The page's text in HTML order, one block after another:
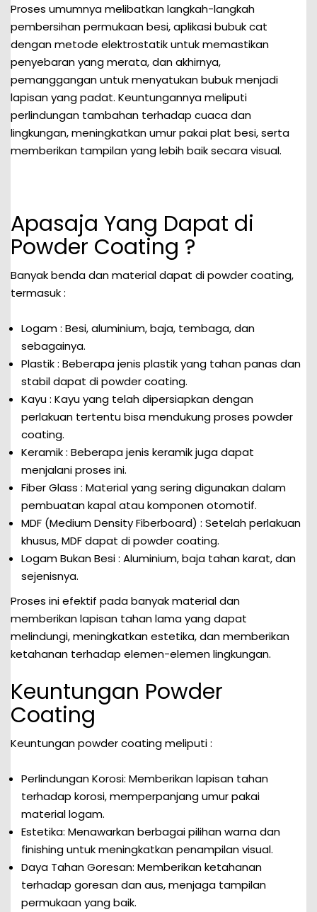
Proses umumnya melibatkan langkah-langkah
pembersihan permukaan besi, aplikasi bubuk cat
dengan metode elektrostatik untuk memastikan
penyebaran yang merata, dan akhirnya,
pemanggangan untuk menyatukan bubuk menjadi
lapisan yang padat. Keuntungannya meliputi
perlindungan tambahan terhadap cuaca dan
lingkungan, meningkatkan umur pakai plat besi, serta
memberikan tampilan yang lebih baik secara visual.
Apasaja Yang Dapat di
Powder Coating ?
Banyak benda dan material dapat di powder coating,
termasuk :
Logam : Besi, aluminium, baja, tembaga, dan
sebagainya.
Plastik : Beberapa jenis plastik yang tahan panas dan
stabil dapat di powder coating.
Kayu : Kayu yang telah dipersiapkan dengan
perlakuan tertentu bisa mendukung proses powder
coating.
Keramik : Beberapa jenis keramik juga dapat
menjalani proses ini.
Fiber Glass : Material yang sering digunakan dalam
pembuatan kapal atau komponen otomotif.
MDF (Medium Density Fiberboard) : Setelah perlakuan
khusus, MDF dapat di powder coating.
Logam Bukan Besi : Aluminium, baja tahan karat, dan
sejenisnya.
Proses ini efektif pada banyak material dan
memberikan lapisan tahan lama yang dapat
melindungi, meningkatkan estetika, dan memberikan
ketahanan terhadap elemen-elemen lingkungan.
Keuntungan Powder
Coating
Keuntungan powder coating meliputi :
Perlindungan Korosi: Memberikan lapisan tahan
terhadap korosi, memperpanjang umur pakai
material logam.
Estetika: Menawarkan berbagai pilihan warna dan
finishing untuk meningkatkan penampilan visual.
Daya Tahan Goresan: Memberikan ketahanan
terhadap goresan dan aus, menjaga tampilan
permukaan yang baik.